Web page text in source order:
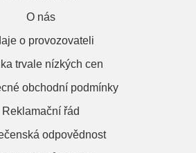
O nás
o provozovateli
trvale nízkých cen
obchodní podmínky
Reklamační řád
odpovědnost